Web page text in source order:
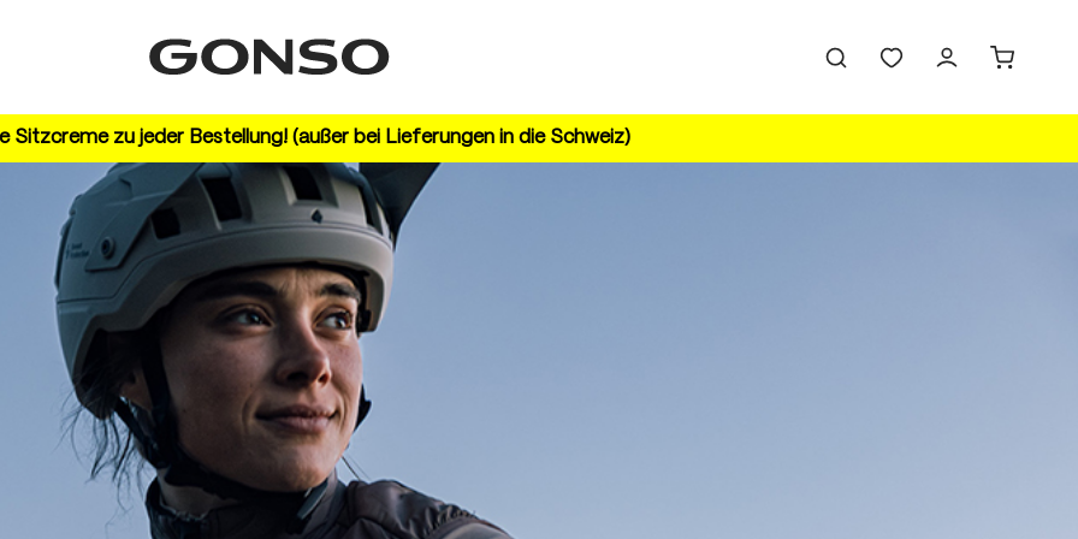
Sitzcreme zu jeder Bestellung! (außer bei Lieferungen in die Schweiz)